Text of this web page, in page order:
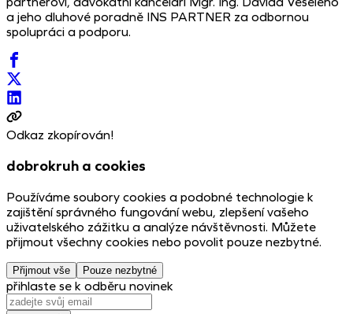
a jeho dluhové poradně INS PARTNER za odbornou
spolupráci a podporu.
Odkaz zkopírován!
dobrokruh a cookies
Používáme soubory cookies a podobné technologie k
zajištění správného fungování webu, zlepšení vašeho
uživatelského zážitku a analýze návštěvnosti. Můžete
přijmout všechny cookies nebo povolit pouze nezbytné.
Přijmout vše Pouze nezbytné
přihlaste se k odběru novinek